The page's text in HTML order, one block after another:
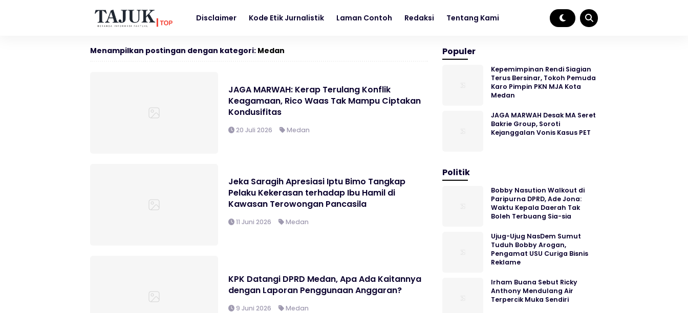
Disclaimer Kode Etik Jurnalistik Laman Contoh Redaksi Tentang Kami
Menampilkan postingan dengan kategori: Medan
JAGA MARWAH: Kerap Terulang Konflik
Keagamaan, Rico Waas Tak Mampu Ciptakan
Kondusifitas
20 Juli 2026 Medan
Jeka Saragih Apresiasi Iptu Bimo Tangkap
Pelaku Kekerasan terhadap Ibu Hamil di
Kawasan Terowongan Pancasila
11 Juni 2026 Medan
KPK Datangi DPRD Medan, Apa Ada Kaitannya
dengan Laporan Penggunaan Anggaran?
9 Juni 2026 Medan
Populer
Kepemimpinan Rendi Siagian
Terus Bersinar, Tokoh Pemuda
Karo Pimpin PKN MJA Kota
Medan
JAGA MARWAH Desak MA Seret
Bakrie Group, Soroti
Kejanggalan Vonis Kasus PET
Politik
Bobby Nasution Walkout di
Paripurna DPRD, Ade Jona:
Waktu Kepala Daerah Tak
Boleh Terbuang Sia-sia
Ujug-Ujug NasDem Sumut
Tuduh Bobby Arogan,
Pengamat USU Curiga Bisnis
Reklame
Irham Buana Sebut Ricky
Anthony Mendulang Air
Terpercik Muka Sendiri